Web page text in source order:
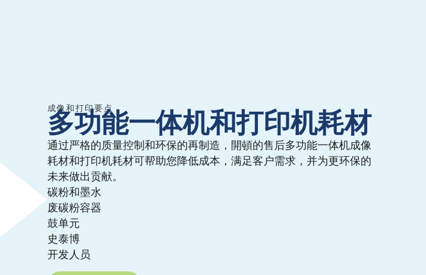
成像和打印要点
多功能一体机和打印机耗材
通过严格的质量控制和环保的再制造，開頓的售后多功能一体机成像
耗材和打印机耗材可帮助您降低成本，满足客户需求，并为更环保的
未来做出贡献。
碳粉和墨水
废碳粉容器
鼓单元
史泰博
开发人员